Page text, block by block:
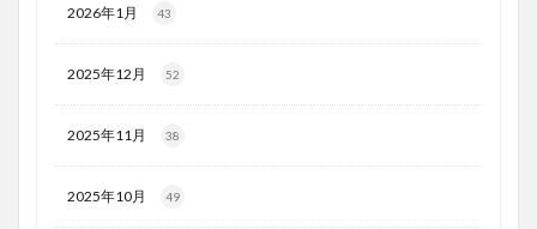
2026年1月 43
2025年12月 52
2025年11月 38
2025年10月 49